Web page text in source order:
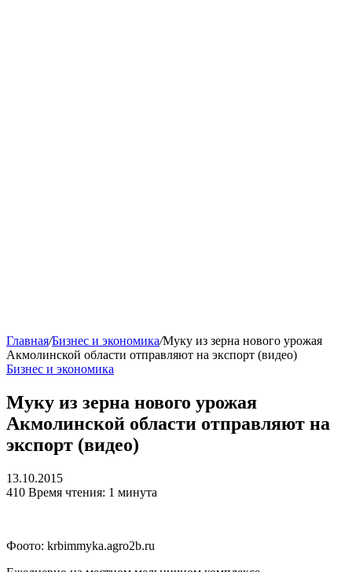
Главная/Бизнес и экономика/Муку из зерна нового урожая
Акмолинской области отправляют на экспорт (видео)
Бизнес и экономика
Муку из зерна нового урожая
Акмолинской области отправляют на
экспорт (видео)
13.10.2015
410 Время чтения: 1 минута
Фоото: krbimmyka.agro2b.ru